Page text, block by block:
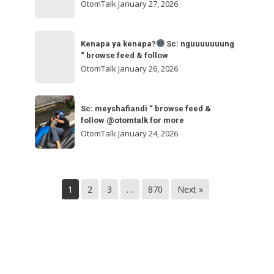
follow
@otomtalk
OtomTalk January 27, 2026
Sc:
nguuuuuuung
“
browse
follow
Kenapa ya kenapa?
Sc: nguuuuuuung
“ browse feed & follow
OtomTalkJanuary 26, 2026
Sc:
meyshafiandi
“
browse
Sc: meyshafiandi “ browse feed &
follow @otomtalk for more
OtomTalkJanuary 24, 2026
1 2 3 … 870 Next »